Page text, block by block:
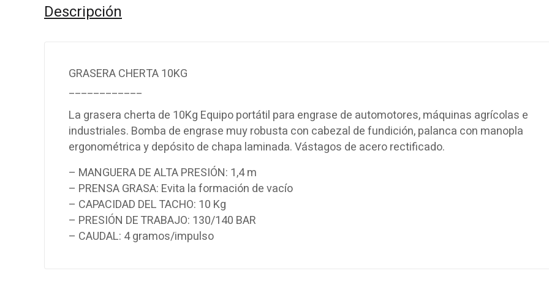
Descripción
GRASERA CHERTA 10KG
____________
La grasera cherta de 10Kg Equipo portátil para engrase de automotores, máquinas agrícolas e
industriales. Bomba de engrase muy robusta con cabezal de fundición, palanca con manopla
ergonométrica y depósito de chapa laminada. Vástagos de acero rectificado.
– MANGUERA DE ALTA PRESIÓN: 1,4 m
– PRENSA GRASA: Evita la formación de vacío
– CAPACIDAD DEL TACHO: 10 Kg
– PRESIÓN DE TRABAJO: 130/140 BAR
– CAUDAL: 4 gramos/impulso